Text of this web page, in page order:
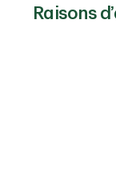
Raisons